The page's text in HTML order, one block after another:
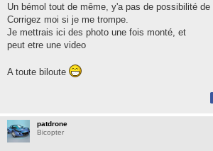
Un bémol tout de même, y'a pas de possibilité de
Corrigez moi si je me trompe.
Je mettrais ici des photo une fois monté, et
peut etre une video
A toute biloute
patdrone
Bicopter